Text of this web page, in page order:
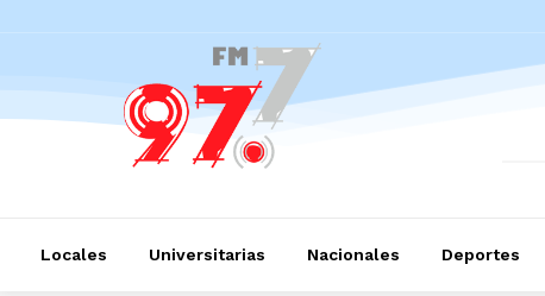
Locales Universitarias Nacionales Deportes